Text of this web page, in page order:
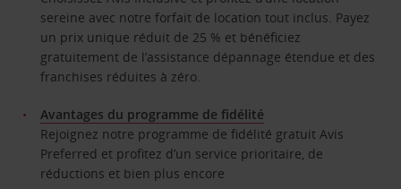
sereine avec notre forfait de location tout inclus. Payez
un prix unique réduit de 25 % et bénéficiez
gratuitement de l’assistance dépannage étendue et des
franchises réduites à zéro.
Avantages du programme de fidélité
Rejoignez notre programme de fidélité gratuit Avis
Preferred et profitez d’un service prioritaire, de
réductions et bien plus encore